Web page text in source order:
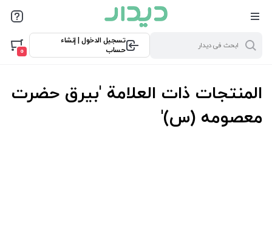
تسجيل الدخول | إنشاء
حساب
0
المنتجات ذات العلامة 'بیرق حضرت
معصومه (س)'